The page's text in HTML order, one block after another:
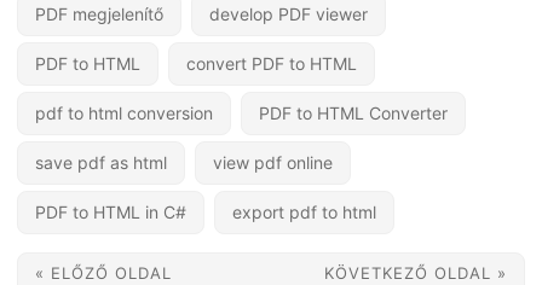
PDF megjelenítő develop PDF viewer
PDF to HTML convert PDF to HTML
pdf to html conversion PDF to HTML Converter
save pdf as html view pdf online
PDF to HTML in C# export pdf to html
« ELŐZŐ OLDAL KÖVETKEZŐ OLDAL »